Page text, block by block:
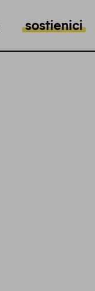
sostienici